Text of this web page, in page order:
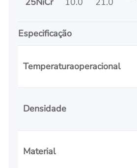
Especificação
Temperaturaoperacional
Densidade
Material